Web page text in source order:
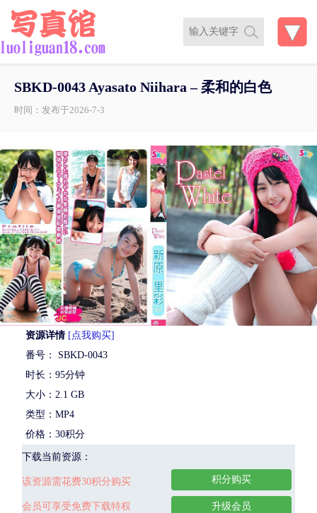
SBKD-0043 Ayasato Niihara – 柔和的白色
时间：发布于2026-7-3
资源详情 [点我购买]
番号： SBKD-0043
时长：95分钟
大小：2.1 GB
类型：MP4
价格：30积分
下载当前资源：
该资源需花费30积分购买
会员可享受免费下载特权
积分购买
升级会员